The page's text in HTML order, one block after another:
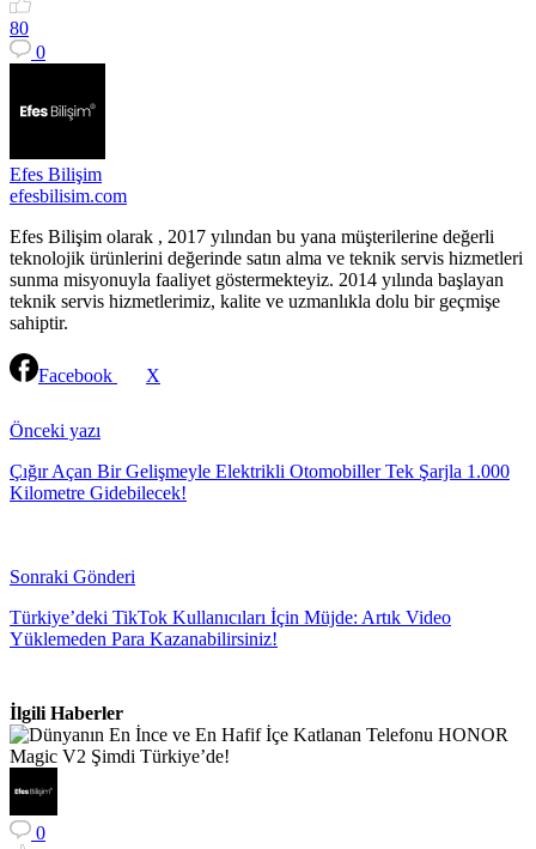
80
0
Efes Bilişim
efesbilisim.com
Efes Bilişim olarak , 2017 yılından bu yana müşterilerine değerli
teknolojik ürünlerini değerinde satın alma ve teknik servis hizmetleri
sunma misyonuyla faaliyet göstermekteyiz. 2014 yılında başlayan
teknik servis hizmetlerimiz, kalite ve uzmanlıkla dolu bir geçmişe
sahiptir.
Facebook X
Reading
Önceki yazı
Çığır Açan Bir Gelişmeyle Elektrikli Otomobiller Tek Şarjla 1.000
Kilometre Gidebilecek!
Sonraki Gönderi
Türkiye’deki TikTok Kullanıcıları İçin Müjde: Artık Video
Yüklemeden Para Kazanabilirsiniz!
İlgili Haberler
0